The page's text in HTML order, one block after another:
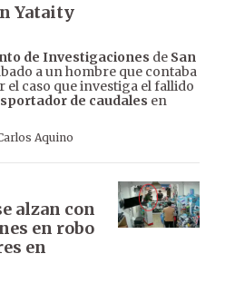
Yataity
de Investigaciones de San
a un hombre que contaba
caso que investiga el fallido
de caudales en
Aquino
alzan con
en robo
en